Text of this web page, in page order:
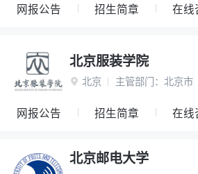
网报公告 招生简章 在线
北京服装学院
 北京 主管部门： 北京市
网报公告 招生简章 在线
北京邮电大学